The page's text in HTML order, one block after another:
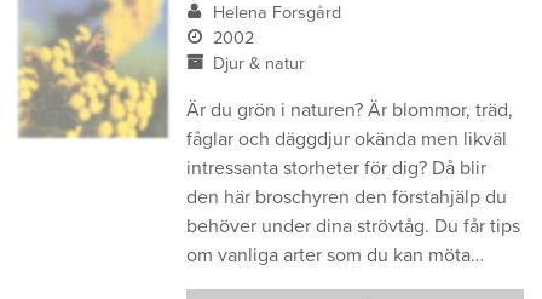
Helena Forsgård
2002
Djur & natur
Är du grön i naturen? Är blommor, träd,
fåglar och däggdjur okända men likväl
intressanta storheter för dig? Då blir
den här broschyren den förstahjälp du
behöver under dina strövtåg. Du får tips
om vanliga arter som du kan möta…